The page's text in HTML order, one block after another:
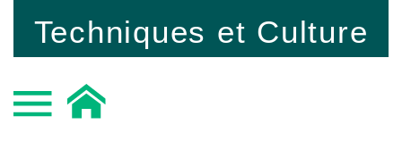
Techniques et Culture